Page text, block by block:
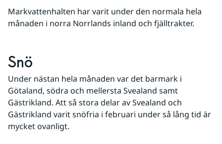
Markvattenhalten har varit under den normala hela
månaden i norra Norrlands inland och fjälltrakter.
Snö
Under nästan hela månaden var det barmark i
Götaland, södra och mellersta Svealand samt
Gästrikland. Att så stora delar av Svealand och
Gästrikland varit snöfria i februari under så lång tid är
mycket ovanligt.